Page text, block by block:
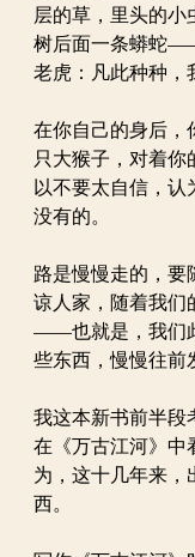
层的草，里头的小
树后面一条蟒蛇
老虎：凡此种种，
在你自己的身后，
只大猴子，对着你
以不要太自信，认
没有的。
路是慢慢走的，要
谅人家，随着我们
——也就是，我们
些东西，慢慢往前
我这本新书前半段
在《万古江河》中
为，这十几年来，
西。